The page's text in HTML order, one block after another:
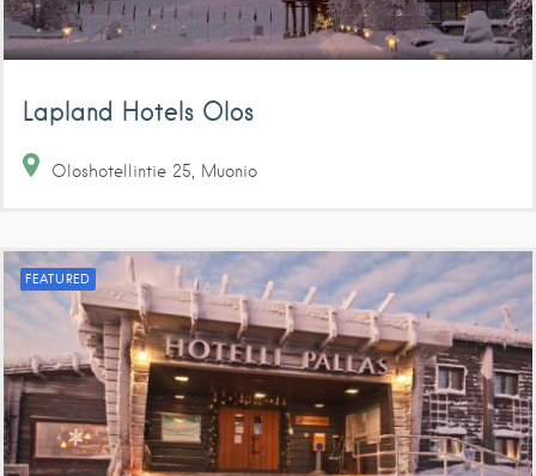
Lapland Hotels Olos
Oloshotellintie 25 Muonio
FEATURED